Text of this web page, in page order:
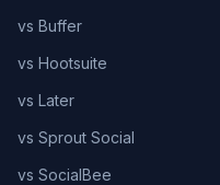
vs Buffer
vs Hootsuite
vs Later
vs Sprout Social
vs SocialBee